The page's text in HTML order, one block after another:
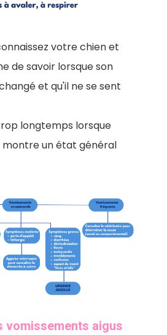
votre chien et
de savoir lorsque son
et qu'il ne se sent
longtemps lorsque
un état général
vomissements aigus